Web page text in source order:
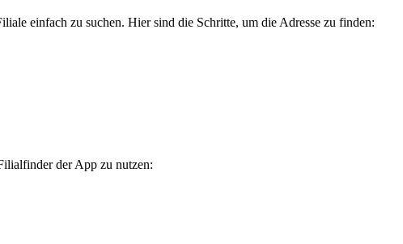
einfach zu suchen. Hier sind die Schritte, um die Adresse zu finden:
der App zu nutzen: